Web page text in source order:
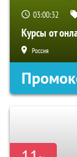
03:00:31
Курсы от
Россия